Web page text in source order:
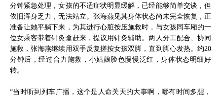
分钟紧急处理，女孩的不适症状明显缓解，已经能够简单交谈，但
依旧浑身乏力，无法站立。张海燕见其身体状态尚未完全恢复，正
准备让她平躺下来，为其进行心脏按压施救时，与女孩同车厢的一
位女乘客带着针灸盒赶来，提议用针灸辅助。两人分工配合、协同
施救，张海燕继续用双手反复搓按女孩双脚，直到脚心发热。约20
分钟后，经过合力施救，小姑娘脸色慢慢泛红，身体状态明细好
转。
“当时听到列车广播，这个是人命关天的大事啊，哪有时间多想，